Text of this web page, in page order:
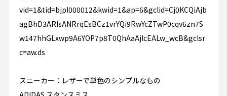
vid=1&tid=bjpl000012&kwid=1&ap=6&gclid=Cj0KCQiAjb
agBhD3ARIsANRrqEsBCz1vrYQi9RwYcZTwP0cqv6zn7S
w147hhGLxwp9A6YOP7p8T0QhAaAjlcEALw_wcB&gclsr
c=aw.ds
スニーカー：レザーで単色のシンプルなもの